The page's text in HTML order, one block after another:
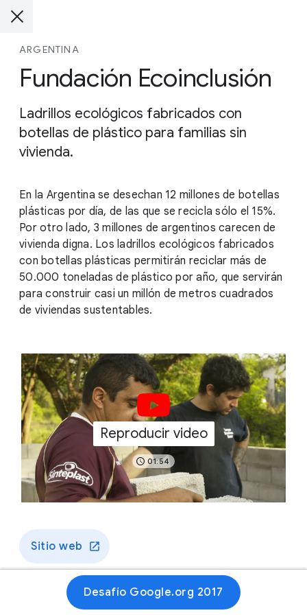
ARGENTINA
Fundación Ecoinclusión
Ladrillos ecológicos fabricados con
botellas de plástico para familias sin
vivienda.
En la Argentina se desechan 12 millones de botellas
plásticas por día, de las que se recicla sólo el 15%.
Por otro lado, 3 millones de argentinos carecen de
vivienda digna. Los ladrillos ecológicos fabricados
con botellas plásticas permitirán reciclar más de
50.000 toneladas de plástico por año, que servirán
para construir casi un millón de metros cuadrados
de viviendas sustentables.
Reproducir video
01:54
Sitio web
Desafío Google.org 2017